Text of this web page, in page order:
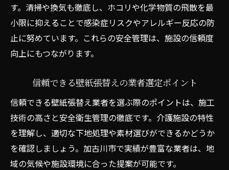
す。清掃や換気も徹底し、ホコリや化学物質の飛散を最
小限に抑えることで感染症リスクやアレルギー反応の防
止に努めています。これらの安全管理は、施設の信頼度
向上にもつながります。
信頼できる壁紙張替えの業者選定ポイント
信頼できる壁紙張替え業者を選ぶ際のポイントは、施工
技術の高さと安全衛生管理の徹底です。介護施設の特性
を理解し、適切な下地処理や素材選びができるかどうか
を確認しましょう。加古川市で実績が豊富な業者は、地
域の気候や施設環境に合った提案が可能です。